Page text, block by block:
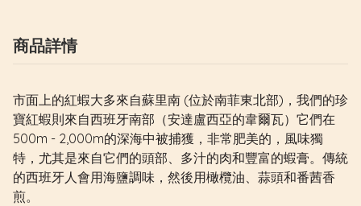
商品詳情
市面上的紅蝦大多來自蘇里南 (位於南菲東北部)，我們的珍
寶紅蝦則來自西班牙南部（安達盧西亞的韋爾瓦）它們在
500m - 2,000m的深海中被捕獲，非常肥美的，風味獨
特，尤其是來自它們的頭部、多汁的肉和豐富的蝦膏。傳統
的西班牙人會用海鹽調味，然後用橄欖油、蒜頭和番茜香
煎。